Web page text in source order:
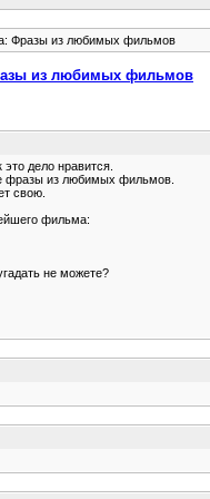
Фразы из любимых фильмов
из любимых фильмов
дело нравится.
фразы из любимых фильмов.
свою.
фильма:
не можете?